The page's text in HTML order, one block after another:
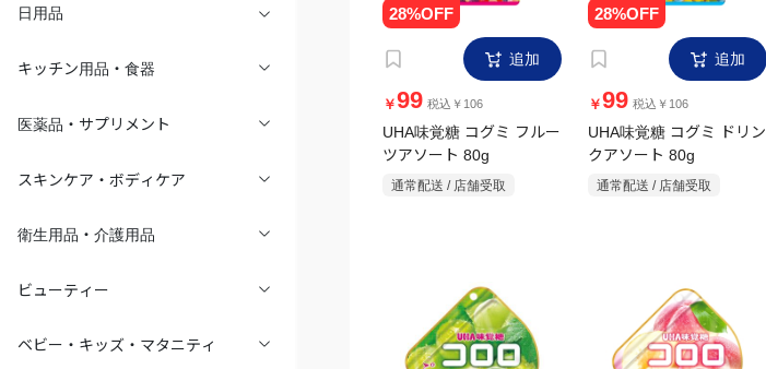
日用品
キッチン用品・食器
医薬品・サプリメント
スキンケア・ボディケア
衛生用品・介護用品
ビューティー
ベビー・キッズ・マタニティ
追加
￥99 税込￥106
UHA味覚糖 コグミ フルー
ツアソート 80g
通常配送 / 店舗受取
追加
￥99 税込￥106
UHA味覚糖 コグミ ドリン
クアソート 80g
通常配送 / 店舗受取